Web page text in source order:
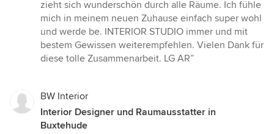
zieht sich wunderschön durch alle Räume. Ich fühle
mich in meinem neuen Zuhause einfach super wohl
und werde be. INTERIOR STUDIO immer und mit
bestem Gewissen weiterempfehlen. Vielen Dank für
diese tolle Zusammenarbeit. LG AR”
BW Interior
Interior Designer und Raumausstatter in
Buxtehude